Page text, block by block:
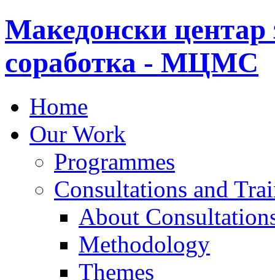
Македонски центар
соработка - МЦМС
Home
Our Work
Programmes
Consultations and
About
Methodology
Themes